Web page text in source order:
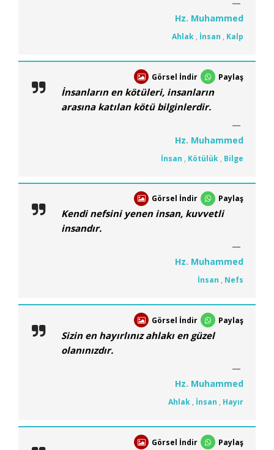
Hz. Muhammed
Ahlak , İnsan , Kalp
Görsel İndir Paylaş
İnsanların en kötüleri, insanların
arasına katılan kötü bilginlerdir.
Hz. Muhammed
İnsan , Kötülük , Bilge
Görsel İndir Paylaş
Kendi nefsini yenen insan, kuvvetli
insandır.
Hz. Muhammed
İnsan , Nefs
Görsel İndir Paylaş
Sizin en hayırlınız ahlakı en güzel
olanınızdır.
Hz. Muhammed
Ahlak , İnsan , Hayır
Görsel İndir Paylaş